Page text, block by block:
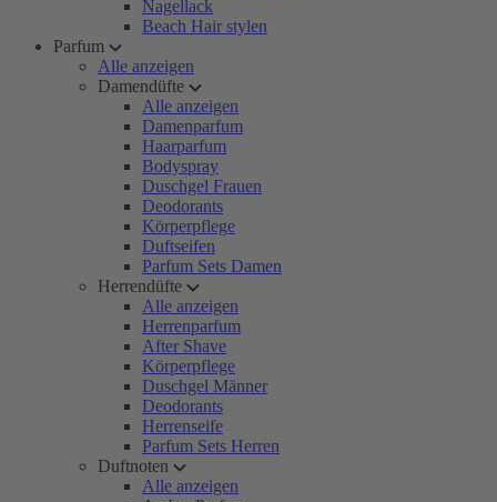
Nagellack
Beach Hair stylen
Parfum
Alle anzeigen
Damendüfte
Alle anzeigen
Damenparfum
Haarparfum
Bodyspray
Duschgel Frauen
Deodorants
Körperpflege
Duftseifen
Parfum Sets Damen
Herrendüfte
Alle anzeigen
Herrenparfum
After Shave
Körperpflege
Duschgel Männer
Deodorants
Herrenseife
Parfum Sets Herren
Duftnoten
Alle anzeigen